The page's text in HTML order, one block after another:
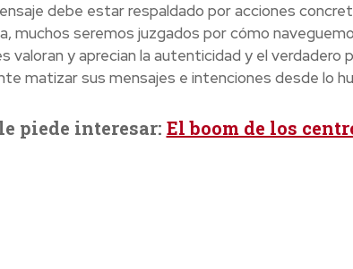
debe estar respaldado por acciones
muchos seremos juzgados por cómo
valoran y aprecian la autenticidad y el verdadero
matizar sus mensajes e intenciones desde lo
piede interesar: El boom de los